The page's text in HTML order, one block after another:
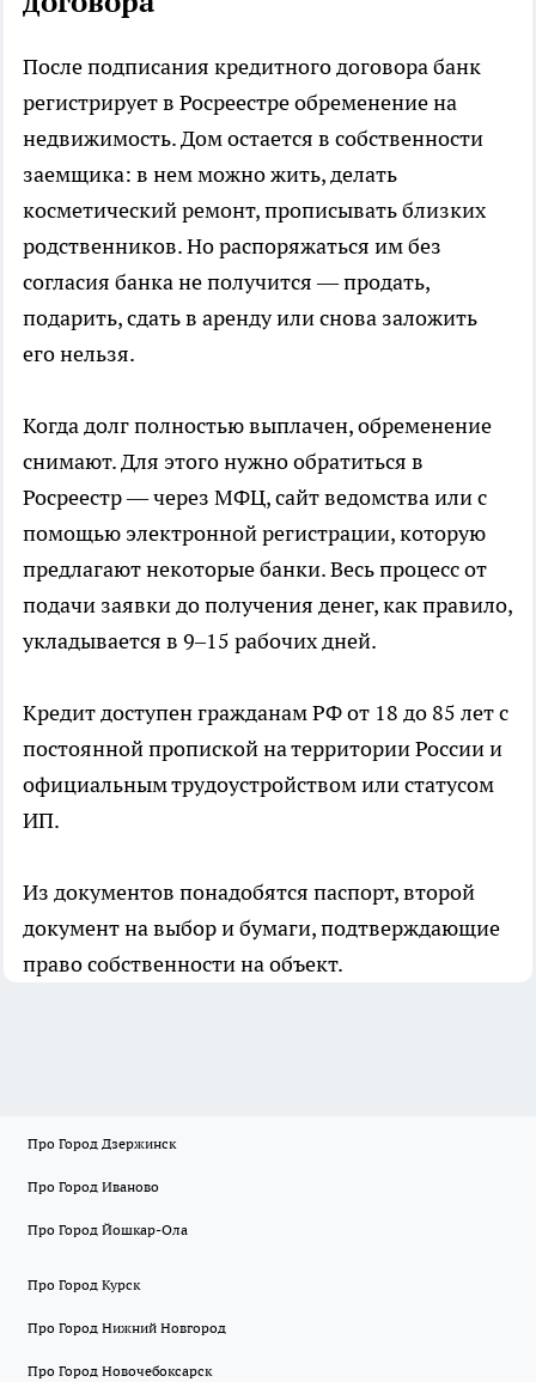
После подписания кредитного договора банк
регистрирует в Росреестре обременение на
недвижимость. Дом остается в собственности
заемщика: в нем можно жить, делать
косметический ремонт, прописывать близких
родственников. Но распоряжаться им без
согласия банка не получится — продать,
подарить, сдать в аренду или снова заложить
его нельзя.
Когда долг полностью выплачен, обременение
снимают. Для этого нужно обратиться в
Росреестр — через МФЦ, сайт ведомства или с
помощью электронной регистрации, которую
предлагают некоторые банки. Весь процесс от
подачи заявки до получения денег, как правило,
укладывается в 9–15 рабочих дней.
Кредит доступен гражданам РФ от 18 до 85 лет с
постоянной пропиской на территории России и
официальным трудоустройством или статусом
ИП.
Из документов понадобятся паспорт, второй
документ на выбор и бумаги, подтверждающие
право собственности на объект.
Про Город Дзержинск
Про Город Иваново
Про Город Йошкар-Ола
Про Город Курск
Про Город Нижний Новгород
Про Город Новочебоксарск